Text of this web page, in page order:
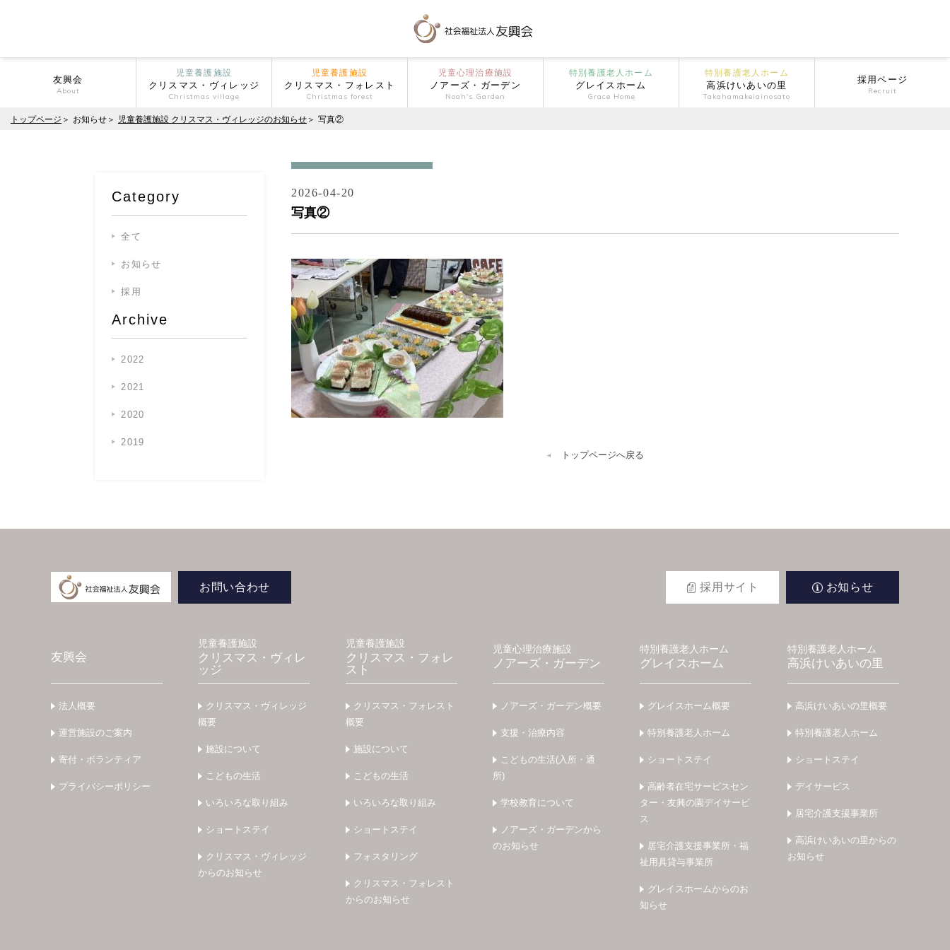
友興会
About
児童養護施設
クリスマス・ヴィレッジ
Christmas village
児童養護施設
クリスマス・フォレスト
Christmas forest
児童心理治療施設
ノアーズ・ガーデン
Noah's Garden
特別養護老人ホーム
グレイスホーム
Grace Home
特別養護老人ホーム
高浜けいあいの里
Takahamakeiainosato
採用ページ
Recruit
トップページ お知らせ 児童養護施設 クリスマス・ヴィレッジのお知らせ 写真②
2026-04-20
写真②
トップページへ戻る
Category
全て
お知らせ
採用
Archive
2022
2021
2020
2019
お問い合わせ 採用サイト お知らせ
友興会
法人概要
運営施設のご案内
寄付・ボランティア
プライバシーポリシー
児童養護施設
クリスマス・ヴィレ
ッジ
クリスマス・ヴィレッジ
概要
施設について
こどもの生活
いろいろな取り組み
ショートステイ
クリスマス・ヴィレッジ
からのお知らせ
児童養護施設
クリスマス・フォレ
スト
クリスマス・フォレスト
概要
施設について
こどもの生活
いろいろな取り組み
ショートステイ
フォスタリング
クリスマス・フォレスト
からのお知らせ
児童心理治療施設
ノアーズ・ガーデン
ノアーズ・ガーデン概要
支援・治療内容
こどもの生活(入所・通
所)
学校教育について
ノアーズ・ガーデンから
のお知らせ
特別養護老人ホーム
グレイスホーム
グレイスホーム概要
特別養護老人ホーム
ショートステイ
高齢者在宅サービスセン
ター・友興の園デイサービ
ス
居宅介護支援事業所・福
祉用具貸与事業所
グレイスホームからのお
知らせ
特別養護老人ホーム
高浜けいあいの里
高浜けいあいの里概要
特別養護老人ホーム
ショートステイ
デイサービス
居宅介護支援事業所
高浜けいあいの里からの
お知らせ